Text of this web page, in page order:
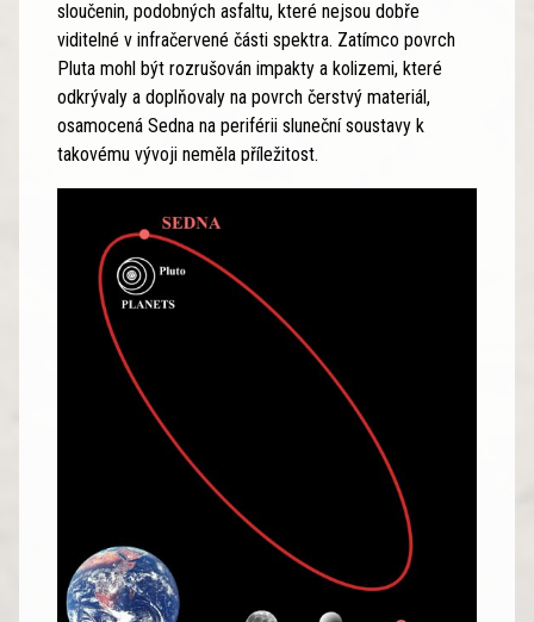
sloučenin, podobných asfaltu, které nejsou dobře
viditelné v infračervené části spektra. Zatímco povrch
Pluta mohl být rozrušován impakty a kolizemi, které
odkrývaly a doplňovaly na povrch čerstvý materiál,
osamocená Sedna na periférii sluneční soustavy k
takovému vývoji neměla příležitost.